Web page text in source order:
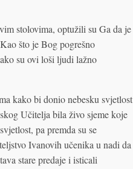
stolovima, optužili su Ga da je
što je Bog pogrešno
su ovi loši ljudi lažno
kako bi donio nebesku svjetlost
Učitelja bila živo sjeme koje
pa premda su se
Ivanovih učenika u nadi da
stare predaje i isticali